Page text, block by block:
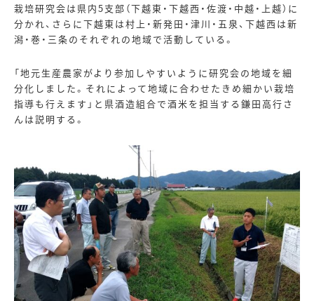
栽培研究会は県内5支部（下越東・下越西・佐渡・中越・上越）に
分かれ、さらに下越東は村上・新発田・津川・五泉、下越西は新
潟・巻・三条のそれぞれの地域で活動している。
「地元生産農家がより参加しやすいように研究会の地域を細
分化しました。それによって地域に合わせたきめ細かい栽培
指導も行えます」と県酒造組合で酒米を担当する鎌田高行さ
んは説明する。